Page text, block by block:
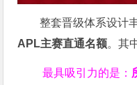
整套晋级体系设计
APL主赛直通名额。其
最具吸引力的是：